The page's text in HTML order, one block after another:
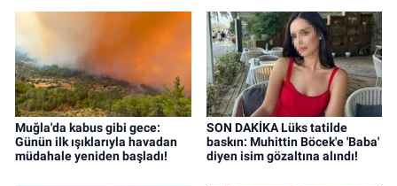
Muğla'da kabus gibi gece:
Günün ilk ışıklarıyla havadan
müdahale yeniden başladı!
SON DAKİKA Lüks tatilde
baskın: Muhittin Böcek'e 'Baba'
diyen isim gözaltına alındı!